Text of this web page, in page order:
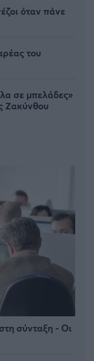
όταν πάνε
του
σε μπελάδες»
Ζακύνθου
σύνταξη - Οι